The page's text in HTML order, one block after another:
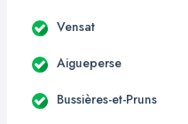
Vensat
Aigueperse
Bussières-et-Pruns